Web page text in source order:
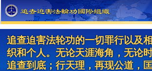
Skip
to
main
content
追查迫害法轮功的一切罪行以及
织和个人。无论天涯海角，无论
追查到底；行天理，再现公道，